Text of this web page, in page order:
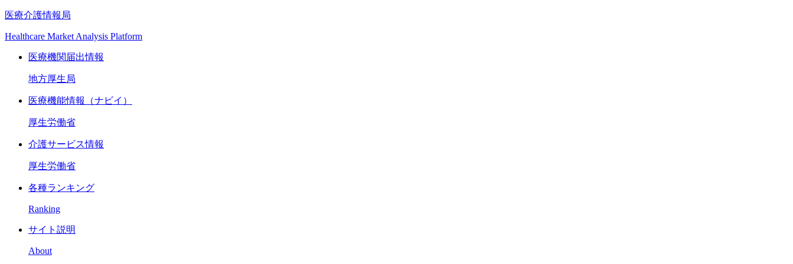
医療介護情報局
Healthcare Market Analysis Platform
医療機関届出情報
地方厚生局
医療機能情報（ナビイ）
厚生労働省
介護サービス情報
厚生労働省
各種ランキング
Ranking
サイト説明
About